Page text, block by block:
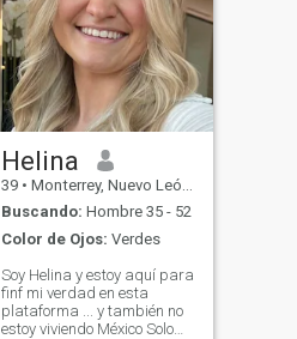
Helina
39 • Monterrey, Nuevo León, México
Buscando: Hombre 35 - 52
Color de Ojos: Verdes
Soy Helina y estoy aquí para
finf mi verdad en esta
plataforma ... y también no
estoy viviendo México Solo